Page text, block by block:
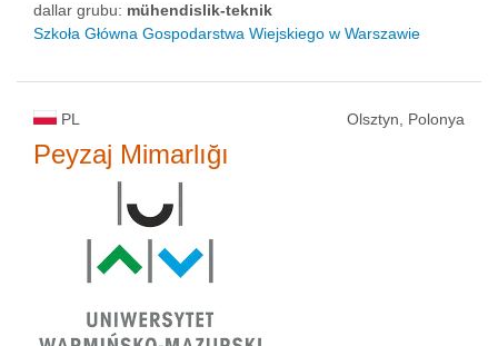
dallar grubu: mühendislik-teknik
Szkoła Główna Gospodarstwa Wiejskiego w Warszawie
PL Olsztyn, Polonya
Peyzaj Mimarlığı